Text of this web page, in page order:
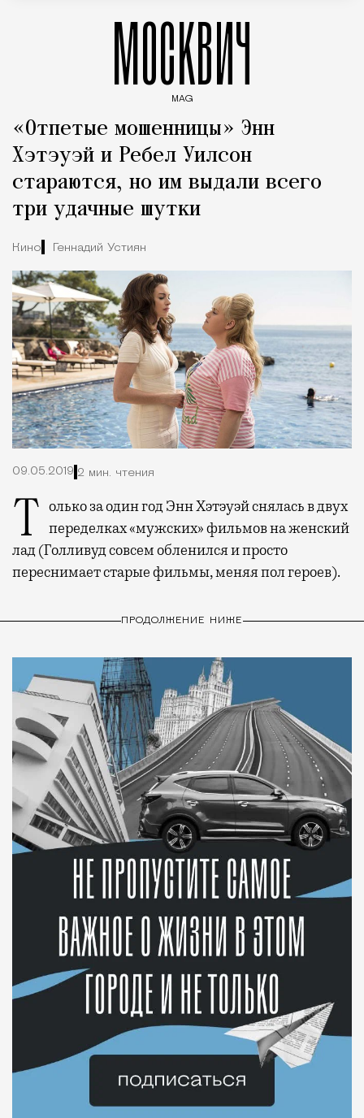
МОСКВИЧ
MAG
«Отпетые мошенницы» Энн
Хэтэуэй и Ребел Уилсон
стараются, но им выдали всего
три удачные шутки
Кино Геннадий Устиян
09.05.2019 2 мин. чтения
Только за один год Энн Хэтэуэй снялась в двух переделках «мужских» фильмов на женский
лад (Голливуд совсем обленился и просто
переснимает старые фильмы, меняя пол героев).
ПРОДОЛЖЕНИЕ НИЖЕ